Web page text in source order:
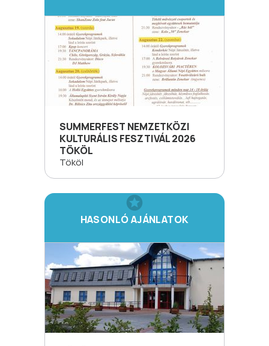
SUMMERFEST NEMZETKÖZI
KULTURÁLIS FESZTIVÁL 2026
TÖKÖL
Tököl
HASONLÓ AJÁNLATOK